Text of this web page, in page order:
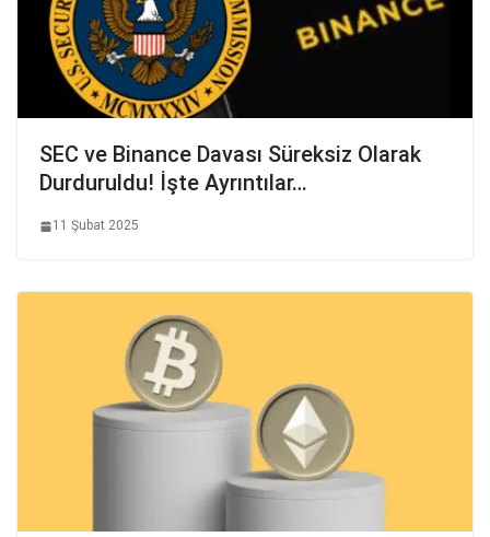
SEC ve Binance Davası Süreksiz Olarak
Durduruldu! İşte Ayrıntılar…
11 Şubat 2025